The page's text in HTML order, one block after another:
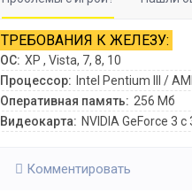
ТРЕБОВАНИЯ К ЖЕЛЕЗУ:
ОС: XP , Vista, 7, 8, 10
Процессор: Intel Pentium III /
Оперативная память: 256 Мб
Видеокарта: NVIDIA GeForce 3
Комментировать